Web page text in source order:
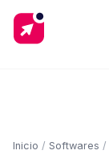
Inicio / Softwares /